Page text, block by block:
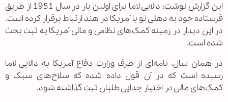
این گزارش نوشت: دالایی لاما برای اولین بار در سال 1951 از طریق
فرستاده خود به دهلی نو با آمریکا در هند ارتباط برقرار کرده است.
در این دیدار در زمینه کمک‌های نظامی و مالی آمریکا به تبت بحث
شده است.
در همان سال، نامه‌ای از طرف وزارت دفاع آمریکا به دالایی لاما
رسیده است که در آن قول داده شده که سلاح‌های سبک و
کمک‌های مالی در اختیار جدایی طلبان تبت گذاشته شود.